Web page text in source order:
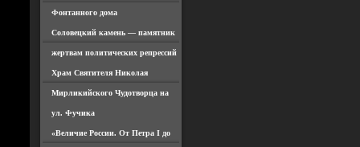
Фонтанного дома
Соловецкий камень — памятник
жертвам политических репрессий
Храм Святителя Николая
Мирликийского Чудотворца на
ул. Фучика
«Величие России. От Петра I до